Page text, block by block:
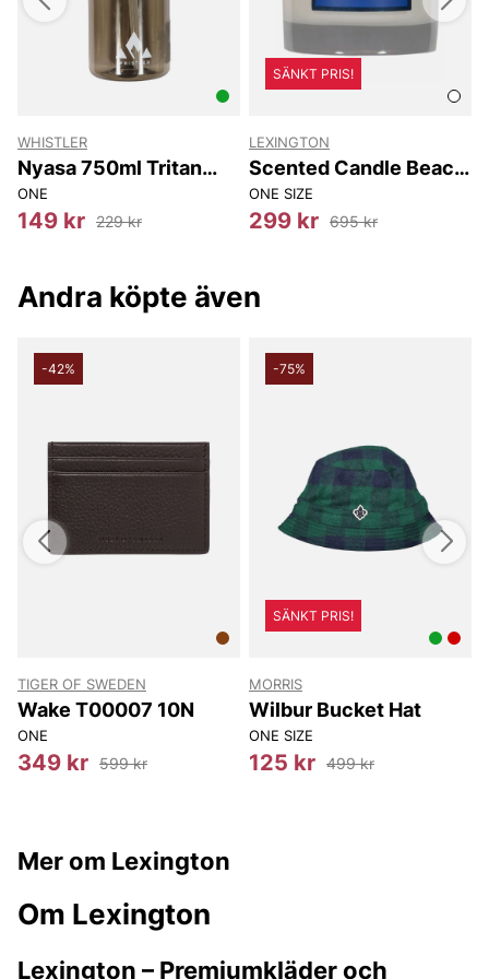
WHISTLER
Nyasa 750ml Tritan
Bottle w/ Straw
ONE
149 kr 229 kr
SÄNKT PRIS!
LEXINGTON
Scented Candle Beach
Club
ONE SIZE
299 kr 695 kr
Andra köpte även
-42%
TIGER OF SWEDEN
Wake T00007 10N
ONE
349 kr 599 kr
-75%
SÄNKT PRIS!
MORRIS
Wilbur Bucket Hat
ONE SIZE
125 kr 499 kr
Mer om Lexington
Om Lexington
Lexington – Premiumkläder och